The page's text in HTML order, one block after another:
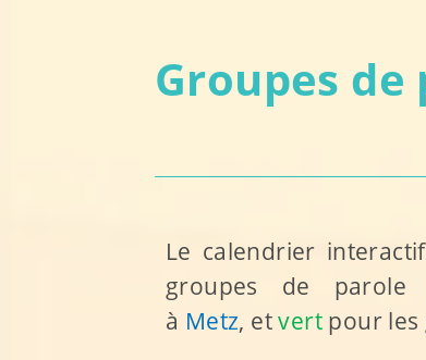
Groupes de
Le calendrier
groupes de parole
à Metz, etvert pour